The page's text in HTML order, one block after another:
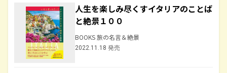
人生を楽しみ尽くすイタリアのことば
と絶景１００
BOOKS 旅の名言＆絶景
2022.11.18 発売